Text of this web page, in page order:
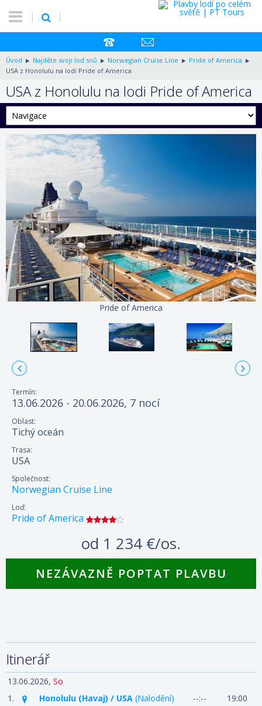
Úvod Najděte svoji loď snů Norwegian Cruise Line
Pride of America
USA z Honolulu na lodi Pride of America
USA z Honolulu na lodi Pride of America
Pride of America
Termín:
13.06.2026 - 20.06.2026, 7 nocí
Oblast:
Tichý oceán
Trasa:
USA
Společnost:
Norwegian Cruise Line
Loď:
Pride of America
od 1 234 €/os.
NEZÁVAZNĚ POPTAT PLAVBU
Itinerář
13.06.2026, So
1.
Honolulu (Havaj) / USA (Nalodění) --:--
19:00